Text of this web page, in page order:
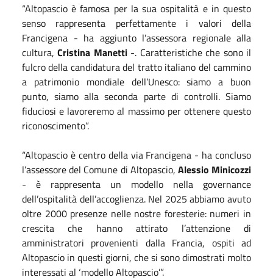
“Altopascio è famosa per la sua ospitalità e in questo
senso rappresenta perfettamente i valori della
Francigena - ha aggiunto l’assessora regionale alla
cultura,Cristina Manetti-. Caratteristiche che sono il
fulcro della candidatura del tratto italiano del cammino
a patrimonio mondiale dell’Unesco: siamo a buon
punto, siamo alla seconda parte di controlli. Siamo
fiduciosi e lavoreremo al massimo per ottenere questo
riconoscimento”.
“Altopascio è centro della via Francigena - ha concluso
l’assessore del Comune di Altopascio, Alessio Minicozzi
- è rappresenta un modello nella governance
dell’ospitalità dell’accoglienza. Nel 2025 abbiamo avuto
oltre 2000 presenze nelle nostre foresterie: numeri in
crescita che hanno attirato l’attenzione di
amministratori provenienti dalla Francia, ospiti ad
Altopascio in questi giorni, che si sono dimostrati molto
interessati al ‘modello Altopascio’”.